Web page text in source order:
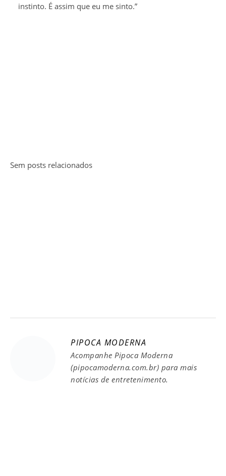
instinto. É assim que eu me sinto.”
Sem posts relacionados
PIPOCA MODERNA
Acompanhe Pipoca Moderna
(pipocamoderna.com.br) para mais
notícias de entretenimento.